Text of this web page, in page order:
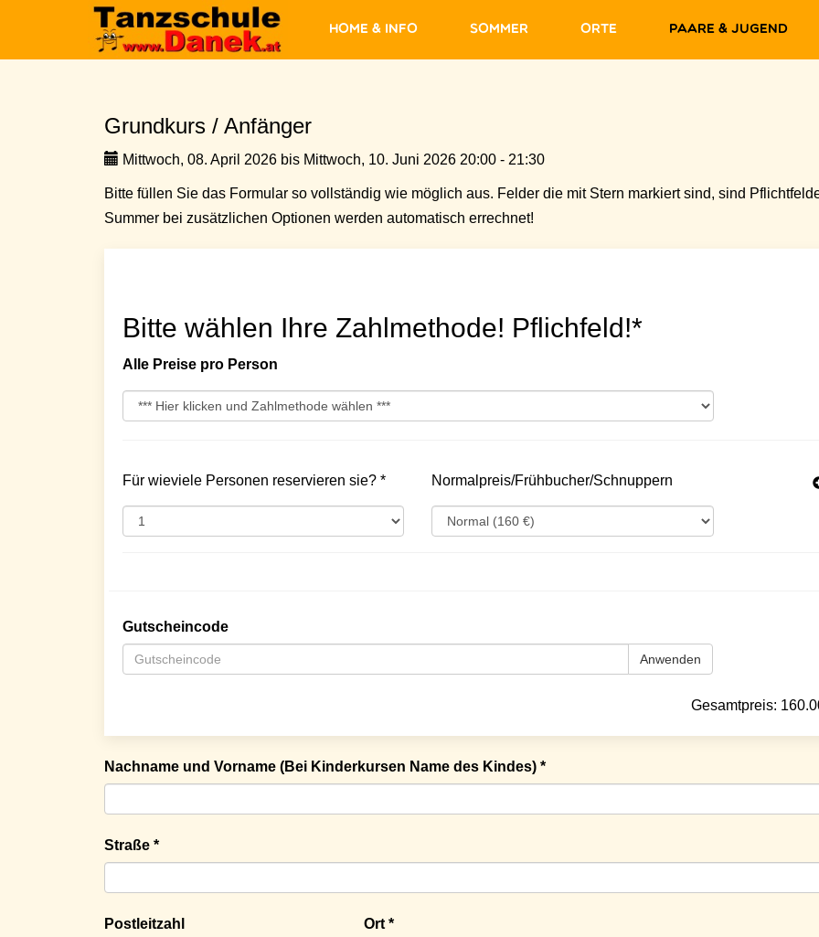
Home & Info Sommer Orte Paare & Jugend
Grundkurs / Anfänger
Mittwoch, 08. April 2026 bis Mittwoch, 10. Juni 2026 20:00 - 21:30
Bitte füllen Sie das Formular so vollständig wie möglich aus. Felder die mit Stern markiert sind, sind
Summer bei zusätzlichen Optionen werden automatisch errechnet!
Bitte wählen Ihre Zahlmethode! Pflichfeld!*
Alle Preise pro Person
Für wieviele Personen reservieren sie? * Normalpreis/Frühbucher/Schnuppern
Gutscheincode
Anwenden
Gesamtpreis:
Nachname und Vorname (Bei Kinderkursen Name des Kindes) *
Straße *
Postleitzahl Ort *